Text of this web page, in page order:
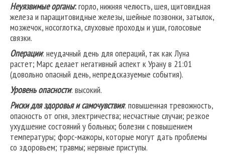
Неуязвимые органы:горло, нижняя челюсть, шея, щитовидная
железа и паращитовидные железы, шейные позвонки, затылок,
мозжечок, носоглотка, слуховые проходы и уши, голосовые
связки.
Операции: неудачный день для операций, так как Луна
растет; Марс делает негативный аспект к Урану в 21:01
(довольно опасный день, непредсказуемые события).
Уровень опасности: высокий.
Риски для здоровья и самочувствия: повышенная тревожность,
опасность от огня, электричества; несчастные случаи; резкое
ухудшение состояний у больных; болезни с повышением
температуры; форс-мажоры, которые могут дать проблемы
со здоровьем; травмы; нервные приступы.